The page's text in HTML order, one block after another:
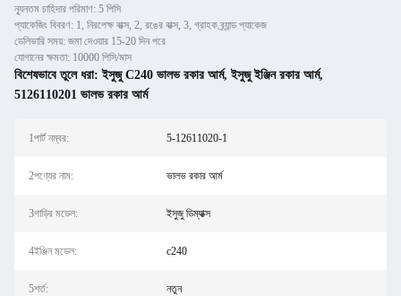
ন্যূনতম চাহিদার পরিমাণ: 5 পিসি
প্যাকেজিং বিবরণ: 1, নিরপেক্ষ বাক্স, 2, রঙের বাক্স, 3, গ্রাহক ব্র্যান্ড প্যাকেজ
ডেলিভারি সময়: জমা দেওয়ার 15-20 দিন পরে
যোগানের ক্ষমতা: 10000 পিসি/মাস
বিশেষভাবে তুলে ধরা: ইসুজু C240 ভালভ রকার আর্ম, ইসুজু ইঞ্জিন রকার আর্ম,
5126110201 ভালভ রকার আর্ম
1পার্ট নম্বর: 5-12611020-1
2পণ্যের নাম: ভালভ রকার আর্ম
3গাড়ির মডেল: ইসুজু ডিম্যাক্স
4ইঞ্জিন মডেল: c240
5শর্ত: নতুন